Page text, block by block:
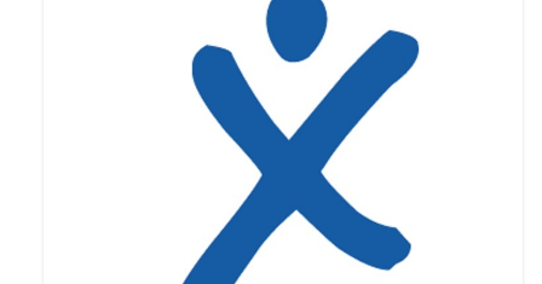
Mission et objectifs
Organisation
Le Conseil d’Administration
Le Conseil scientifique
Activités passées